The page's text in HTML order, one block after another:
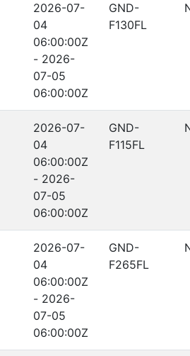
2026-07-
04
06:00:00Z
- 2026-
07-05
06:00:00Z
GND-
F130FL
2026-07-
04
06:00:00Z
- 2026-
07-05
06:00:00Z
GND-
F115FL
2026-07-
04
06:00:00Z
- 2026-
07-05
06:00:00Z
GND-
F265FL